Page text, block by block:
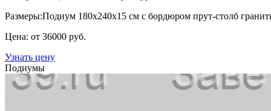
Размеры:Подиум 180х240х15 см с бордюром прут-столб
Цена: от 36000 руб.
Узнать цену
Подиумы